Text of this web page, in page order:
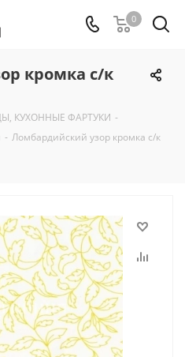
0
кромка с/к
КУХОННЫЕ ФАРТУКИ -
- Ломбардийский узор кромка с/к